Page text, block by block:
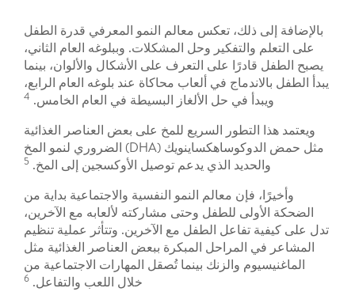
بالإضافة إلى ذلك، تعكس معالم النمو المعرفي قدرة الطفل
على التعلم والتفكير وحل المشكلات. وببلوغه العام الثاني،
يصبح الطفل قادرًا على التعرف على الأشكال والألوان، بينما
يبدأ الطفل بالاندماج في ألعاب محاكاة عند بلوغه العام الرابع،
ويبدأ في حل الألغاز البسيطة في العام الخامس. 4
ويعتمد هذا التطور السريع للمخ على بعض العناصر الغذائية
مثل حمض الدوكوساهكساينويك (DHA) الضروري لنمو المخ
والحديد الذي يدعم توصيل الأوكسجين إلى المخ. 5
وأخيرًا، فإن معالم النمو النفسية والاجتماعية بداية من
الضحكة الأولى للطفل وحتى مشاركته لألعابه مع الآخرين،
تدل على كيفية تفاعل الطفل مع الآخرين. وتتأثر عملية تنظيم
المشاعر في المراحل المبكرة ببعض العناصر الغذائية مثل
الماغنيسيوم والزنك بينما تُصقل المهارات الاجتماعية من
خلال اللعب والتفاعل. 6